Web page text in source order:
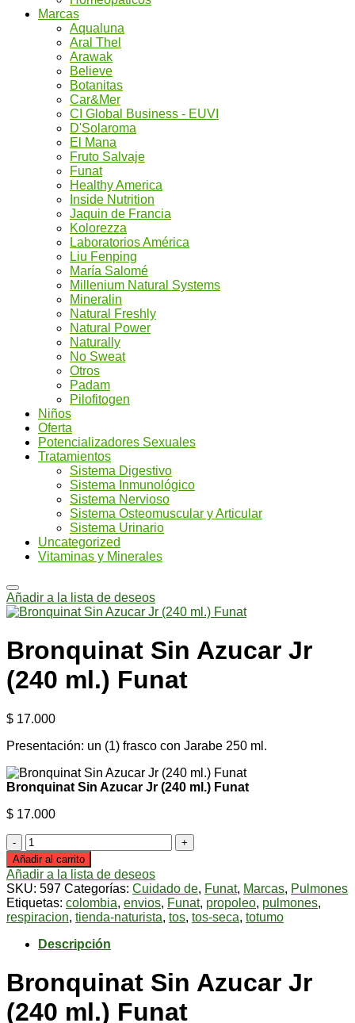
Marcas
Aqualuna
Aral Thel
Arawak
Believe
Botanitas
Car&Mer
CI Global Business - EUVI
D'Solaroma
El Mana
Fruto Salvaje
Funat
Healthy America
Inside Nutrition
Jaquin de Francia
Kolorezza
Laboratorios América
Liu Fenping
María Salomé
Millenium Natural Systems
Mineralin
Natural Freshly
Natural Power
Naturally
No Sweat
Otros
Padam
Pilofitogen
Niños
Oferta
Potencializadores Sexuales
Tratamientos
Sistema Digestivo
Sistema Inmunológico
Sistema Nervioso
Sistema Osteomuscular y Articular
Sistema Urinario
Uncategorized
Vitaminas y Minerales
Añadir a la lista de deseos
Bronquinat Sin Azucar Jr
(240 ml.) Funat
$ 17.000
Presentación: un (1) frasco con Jarabe 250 ml.
Bronquinat Sin Azucar Jr (240 ml.) Funat
$ 17.000
Bronquinat
Sin
Azucar
Jr
(240
ml.)
Funat
cantidad
Añadir al carrito
Añadir a la lista de deseos
SKU: 597 Categorías: Cuidado de, Funat, Marcas, Pulmones
Etiquetas: colombia, envios, Funat, propoleo, pulmones,
respiracion, tienda-naturista, tos, tos-seca, totumo
Descripción
Bronquinat Sin Azucar Jr
(240 ml.) Funat